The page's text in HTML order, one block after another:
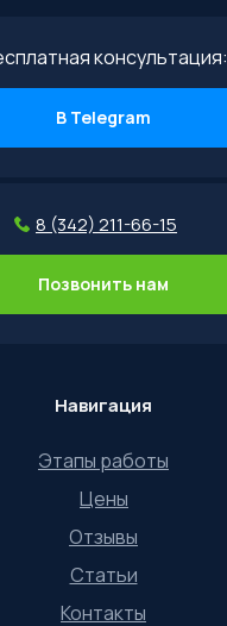
Отзывы
Контакты
Цены
Статьи
Навигация
Этапы работы
консультация:
В Telegram
8 (342) 211-66-15
Позвонить нам